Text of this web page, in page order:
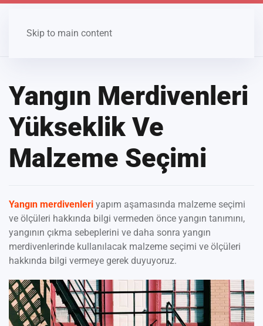
Skip to main content
Yangın Merdivenleri
Yükseklik Ve
Malzeme Seçimi
Yangın merdivenleri yapım aşamasında malzeme seçimi
ve ölçüleri hakkında bilgi vermeden önce yangın tanımını,
yangının çıkma sebeplerini ve daha sonra yangın
merdivenlerinde kullanılacak malzeme seçimi ve ölçüleri
hakkında bilgi vermeye gerek duyuyoruz.